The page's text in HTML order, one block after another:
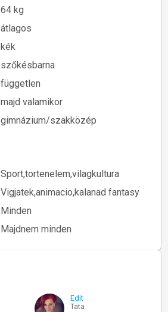
64 kg
átlagos
kék
szőkésbarna
független
majd valamikor
gimnázium/szakközép
Sport,tortenelem,vilagkultura
Vigjatek,animacio,kalanad fantasy
Minden
Majdnem minden
Edit
Tata